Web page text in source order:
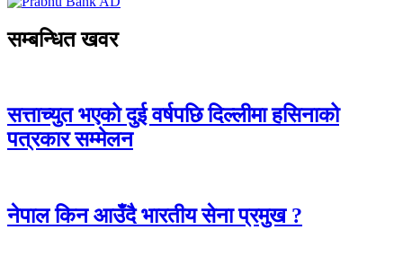
सम्बन्धित खवर
सत्ताच्युत भएको दुई वर्षपछि दिल्लीमा हसिनाको
पत्रकार सम्मेलन
नेपाल किन आउँदै भारतीय सेना प्रमुख ?